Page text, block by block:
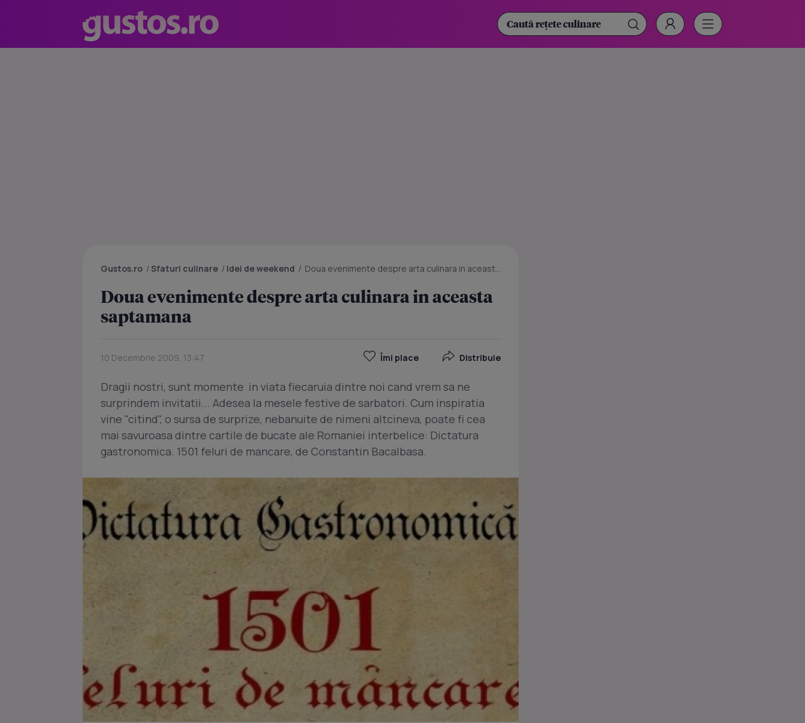
Gustos.ro / Sfaturi culinare / Idei de weekend / Doua evenimente despre arta culinara in aceasta saptamana
Doua evenimente despre arta culinara in aceasta
saptamana
10 Decembrie 2009, 13:47 Îmi place Distribuie
Dragii nostri, sunt momente in viata fiecaruia dintre noi cand vrem sa ne
surprindem invitatii... Adesea la mesele festive de sarbatori. Cum inspiratia
vine "citind", o sursa de surprize, nebanuite de nimeni altcineva, poate fi cea
mai savuroasa dintre cartile de bucate ale Romaniei interbelice: Dictatura
gastronomica. 1501 feluri de mancare, de Constantin Bacalbasa.